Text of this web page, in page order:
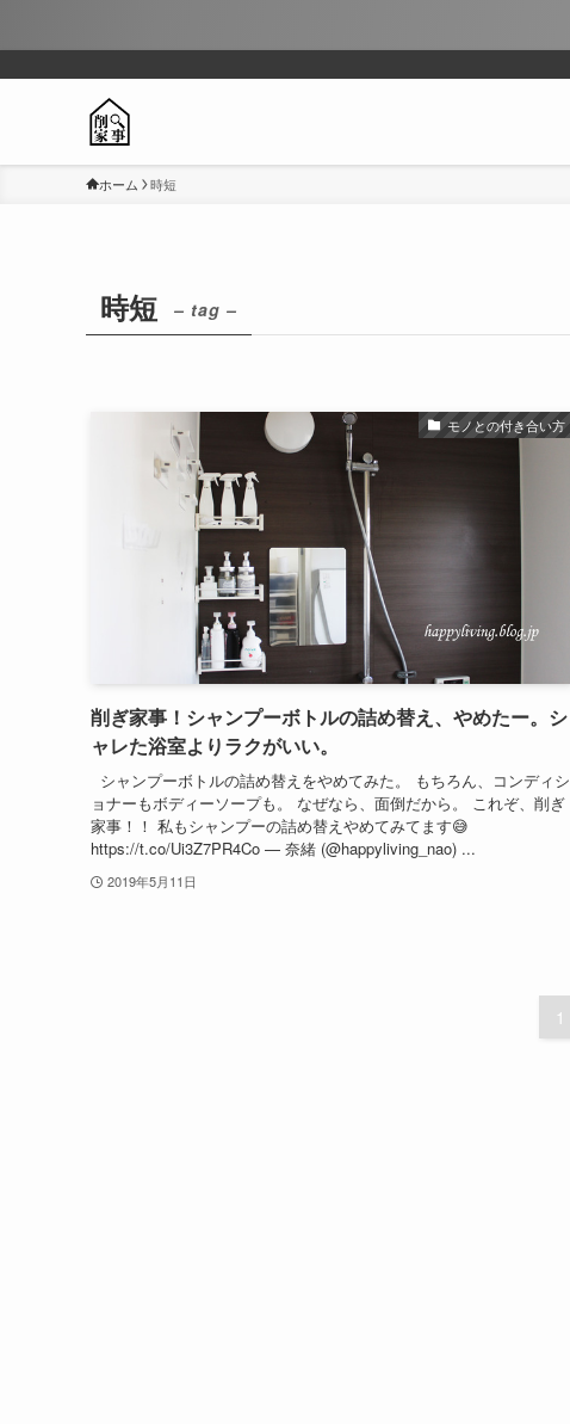
ホーム 時短
時短 – tag –
モノとの付き合い方
削ぎ家事！シャンプーボトルの詰め替え、やめたー。シ
ャレた浴室よりラクがいい。
シャンプーボトルの詰め替えをやめてみた。 もちろん、コンディシ
ョナーもボディーソープも。 なぜなら、面倒だから。 これぞ、削ぎ
家事！！ 私もシャンプーの詰め替えやめてみてます😅
https://t.co/Ui3Z7PR4Co — 奈緒 (@happyliving_nao) ...
2019年5月11日
1